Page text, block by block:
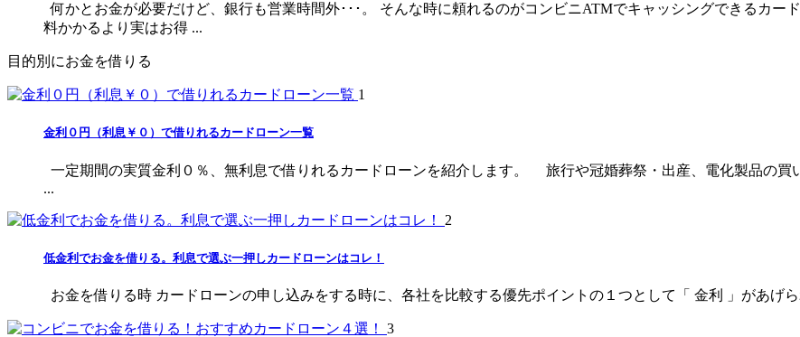
何かとお金が必要だけど、銀行も営業時間外･･･。 そんな時に頼れるのがコンビニATMでキャッシングできるカー
料かかるより実はお得 ...
目的別にお金を借りる
1
金利０円（利息￥０）で借りれるカードローン一覧
一定期間の実質金利０％、無利息で借りれるカードローンを紹介します。 旅行や冠婚葬祭・出産、電化製品の買
...
2
低金利でお金を借りる。利息で選ぶ一押しカードローンはコレ！
お金を借りる時 カードローンの申し込みをする時に、各社を比較する優先ポイントの１つとして「 金利 」があげ
3